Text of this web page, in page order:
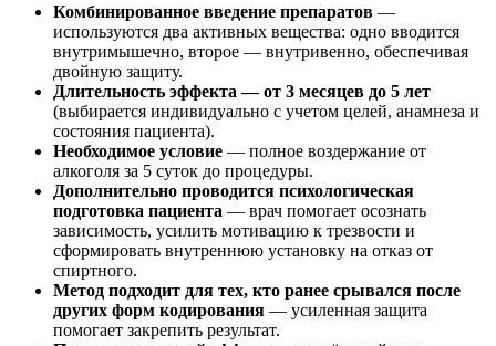
Комбинированное введение препаратов —
используются два активных вещества: одно вводится
внутримышечно, второе — внутривенно, обеспечивая
двойную защиту.
Длительность эффекта — от 3 месяцев до 5 лет
(выбирается индивидуально с учетом целей, анамнеза и
состояния пациента).
Необходимое условие — полное воздержание от
алкоголя за 5 суток до процедуры.
Дополнительно проводится психологическая
подготовка пациента — врач помогает осознать
зависимость, усилить мотивацию к трезвости и
сформировать внутреннюю установку на отказ от
спиртного.
Метод подходит для тех, кто ранее срывался после
других форм кодирования — усиленная защита
помогает закрепить результат.